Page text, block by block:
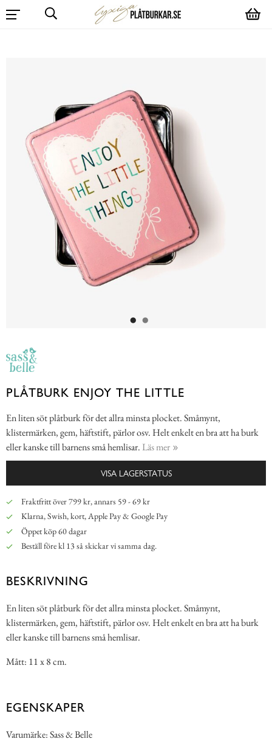
PLÅTBURK ENJOY THE LITTLE
En liten söt plåtburk för det allra minsta plocket. Småmynt,
klistermärken, gem, häftstift, pärlor osv. Helt enkelt en bra att ha burk
eller kanske till barnens små hemlisar. Läs mer
VISA LAGERSTATUS
Fraktfritt över 799 kr, annars 59 - 69 kr
Klarna, Swish, kort, Apple Pay & Google Pay
Öppet köp 60 dagar
Beställ före kl 13 så skickar vi samma dag.
BESKRIVNING
En liten söt plåtburk för det allra minsta plocket. Småmynt,
klistermärken, gem, häftstift, pärlor osv. Helt enkelt en bra att ha burk
eller kanske till barnens små hemlisar.
Mått: 11 x 8 cm.
EGENSKAPER
Varumärke: Sass & Belle